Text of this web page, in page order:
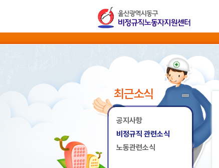
최근소식
공지사항
비정규직 관련소식
노동관련소식